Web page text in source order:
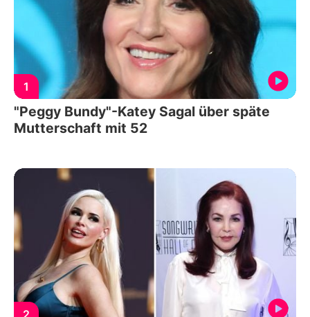
1
"Peggy Bundy"-Katey Sagal über späte
Mutterschaft mit 52